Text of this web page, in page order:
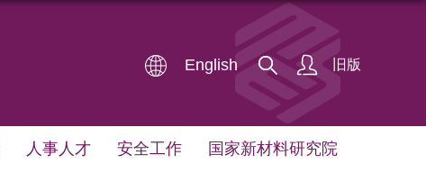
English 旧版
人事人才 安全工作 国家新材料研究院